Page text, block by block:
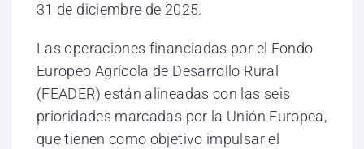
31 de diciembre de 2025.
Las operaciones financiadas por el Fondo
Europeo Agrícola de Desarrollo Rural
(FEADER) están alineadas con las seis
prioridades marcadas por la Unión Europea,
que tienen como objetivo impulsar el